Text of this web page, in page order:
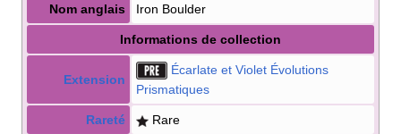
Nom anglais Iron Boulder
Informations de collection
Extension
Écarlate et Violet Évolutions
Prismatiques
Rareté Rare